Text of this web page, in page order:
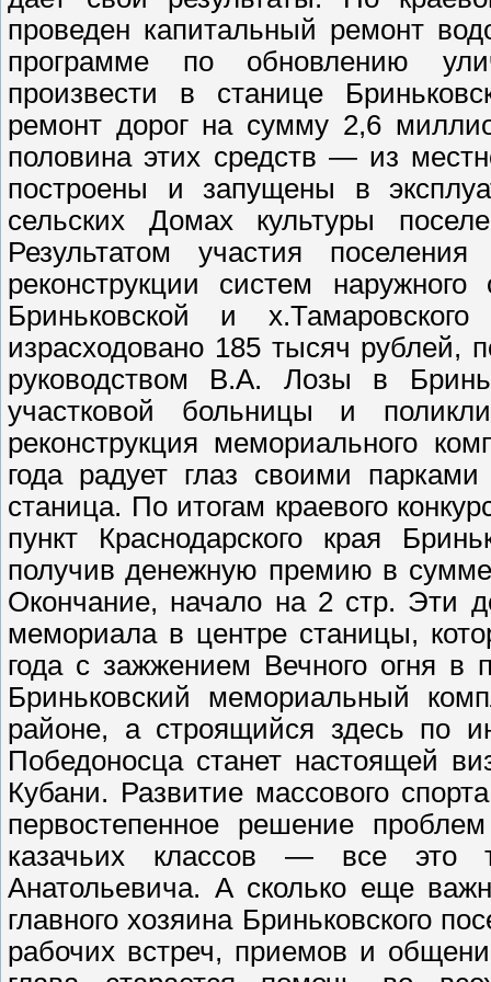
проведен капитальный ремонт
программе по обновлению
произвести в станице
ремонт дорог на сумму 2,6
половина этих средств — из
построены и запущены в
сельских Домах культуры
Результатом участия
реконструкции систем
Бриньковской и
израсходовано 185 тысяч рублей,
руководством В.А. Лозы в
участковой больницы и
реконструкция мемориального
года радует глаз своими
станица. По итогам краевого
пункт Краснодарского края
получив денежную премию в
Окончание, начало на 2 стр. Эти
мемориала в центре станицы,
года с зажжением Вечного огня
Бриньковский мемориальный
районе, а строящийся здесь по
Победоносца станет настоящей
Кубани. Развитие массового
первостепенное решение
казачьих классов — все это
Анатольевича. А сколько еще
главного хозяина Бриньковского
рабочих встреч, приемов и